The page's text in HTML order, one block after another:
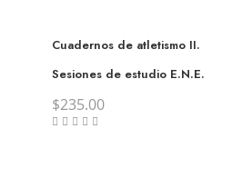
Cuadernos de atletismo II.
Sesiones de estudio E.N.E.
$235.00